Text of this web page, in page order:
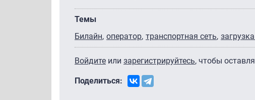
Темы
Билайн оператор транспортная сеть
Войдите или зарегистрируйтесь, чтобы
Поделиться: